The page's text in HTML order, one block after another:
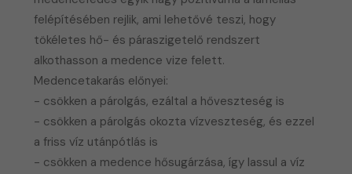
felépítésében rejlik, ami lehetővé teszi, hogy
tökéletes hő- és páraszigetelő rendszert
alkothasson a medence vize felett.
Medencetakarás előnyei:
- csökken a párolgás, ezáltal a hőveszteség is
- csökken a párolgás okozta vízveszteség, és ezzel
a friss víz utánpótlás is
- csökken a medence hősugárzása, így lassul a víz